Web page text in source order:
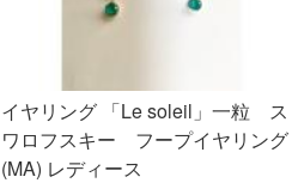
イヤリング 「Le soleil」一粒 ス
ワロフスキー フープイヤリング
(MA) レディース